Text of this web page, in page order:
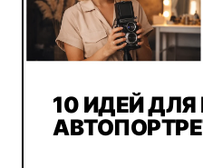
10 ИДЕЙ